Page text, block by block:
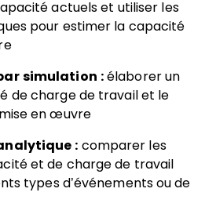
actuels et utiliser les
pour estimer la capacité
simulation :élaborer un
de charge de travail et le
en œuvre
: comparer les
et de charge de travail
types d’événements ou de